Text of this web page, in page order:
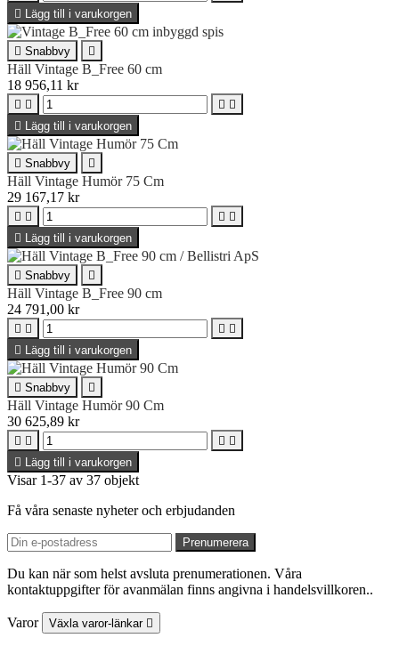
 Lägg till i varukorgen
 Snabbvy 
Häll Vintage B_Free 60 cm
18 956,11 kr
   
 Lägg till i varukorgen
 Snabbvy 
Häll Vintage Humör 75 Cm
29 167,17 kr
   
 Lägg till i varukorgen
 Snabbvy 
Häll Vintage B_Free 90 cm
24 791,00 kr
   
 Lägg till i varukorgen
 Snabbvy 
Häll Vintage Humör 90 Cm
30 625,89 kr
   
 Lägg till i varukorgen
Visar 1-37 av 37 objekt
Få våra senaste nyheter och erbjudanden
Du kan när som helst avsluta prenumerationen. Våra
kontaktuppgifter för avanmälan finns angivna i handelsvillkoren..
Varor Växla varor-länkar 